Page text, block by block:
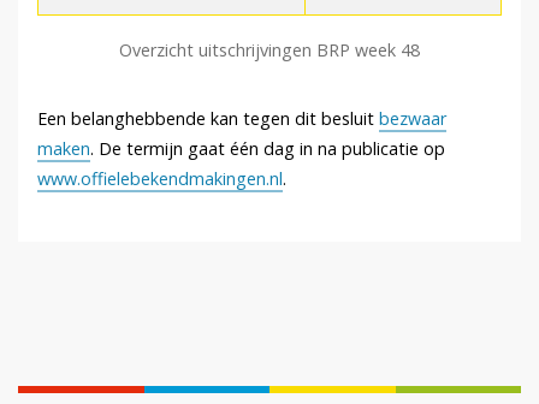
Overzicht uitschrijvingen BRP week 48
Een belanghebbende kan tegen dit besluit bezwaar
maken. De termijn gaat één dag in na publicatie op
www.offielebekendmakingen.nl.